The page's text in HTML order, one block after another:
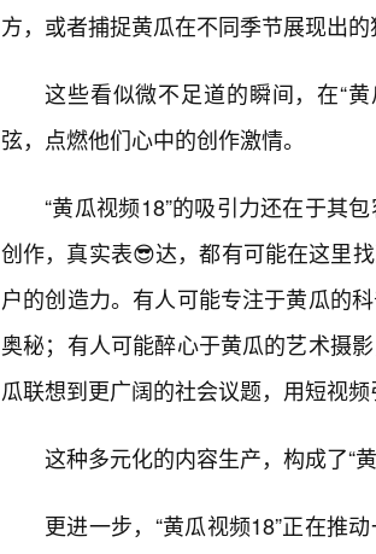
方，或者捕捉黄瓜在不同季节展现出的
这些看似微不足道的瞬间，在“
弦，点燃他们心中的创作激情。
“黄瓜视频18”的吸引力还在于其
创作，真实表😎达，都有可能在这里
户的创造力。有人可能专注于黄瓜的
奥秘；有人可能醉心于黄瓜的艺术摄
瓜联想到更广阔的社会议题，用短视频
这种多元化的内容生产，构成了“
更进一步，“黄瓜视频18”正在推